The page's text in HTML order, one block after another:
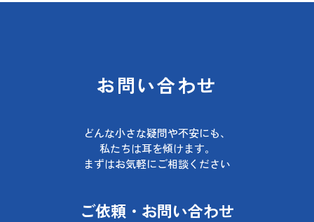
お問い合わせ
どんな小さな疑問や不安にも、
私たちは耳を傾けます。
まずはお気軽にご相談ください
ご依頼・お問い合わせ